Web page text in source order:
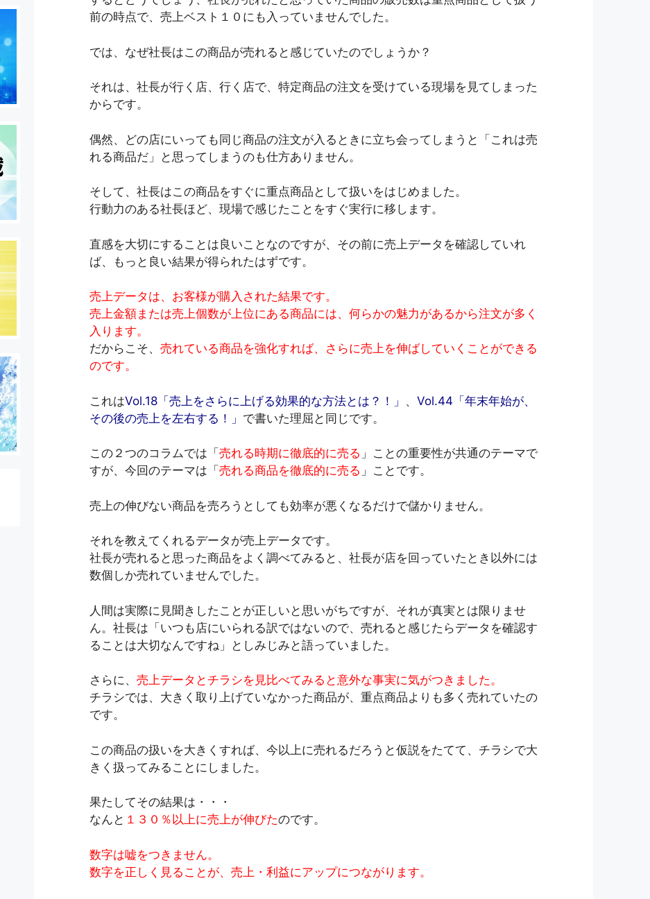
前の時点で、売上ベスト１０にも入っていませんでした。
では、なぜ社長はこの商品が売れると感じていたのでしょうか？
それは、社長が行く店、行く店で、特定商品の注文を受けている現場を見てしまった
からです。
偶然、どの店にいっても同じ商品の注文が入るときに立ち会ってしまうと「これは売
れる商品だ」と思ってしまうのも仕方ありません。
そして、社長はこの商品をすぐに重点商品として扱いをはじめました。
行動力のある社長ほど、現場で感じたことをすぐ実行に移します。
直感を大切にすることは良いことなのですが、その前に売上データを確認していれ
ば、もっと良い結果が得られたはずです。
売上データは、お客様が購入された結果です。
売上金額または売上個数が上位にある商品には、何らかの魅力があるから注文が多く
入ります。
だからこそ、 売れている商品を強化すれば、さらに売上を伸ばしていくことができる
のです。
これはVol.18「売上をさらに上げる効果的な方法とは？！」 、 Vol.44「年末年始が、
その後の売上を左右する！」 で書いた理屈と同じです。
この２つのコラムでは「 売れる時期に徹底的に売る 」ことの重要性が共通のテーマで
すが、今回のテーマは「 売れる商品を徹底的に売る 」ことです。
売上の伸びない商品を売ろうとしても効率が悪くなるだけで儲かりません。
それを教えてくれるデータが売上データです。
社長が売れると思った商品をよく調べてみると、社長が店を回っていたとき以外には
数個しか売れていませんでした。
人間は実際に見聞きしたことが正しいと思いがちですが、それが真実とは限りませ
ん。社長は「いつも店にいられる訳ではないので、売れると感じたらデータを確認す
ることは大切なんですね」としみじみと語っていました。
さらに、 売上データとチラシを見比べてみると意外な事実に気がつきました。
チラシでは、大きく取り上げていなかった商品が、重点商品よりも多く売れていたの
です。
この商品の扱いを大きくすれば、今以上に売れるだろうと仮説をたてて、チラシで大
きく扱ってみることにしました。
果たしてその結果は・・・
なんと １３０％以上に売上が伸びたのです。
数字は嘘をつきません。
数字を正しく見ることが、売上・利益にアップにつながります。